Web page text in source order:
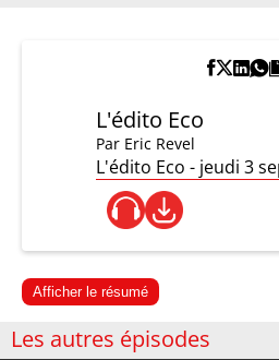
L'édito Eco
Par Eric Revel
L'édito Eco - jeudi 3
Afficher le résumé
Les autres épisodes